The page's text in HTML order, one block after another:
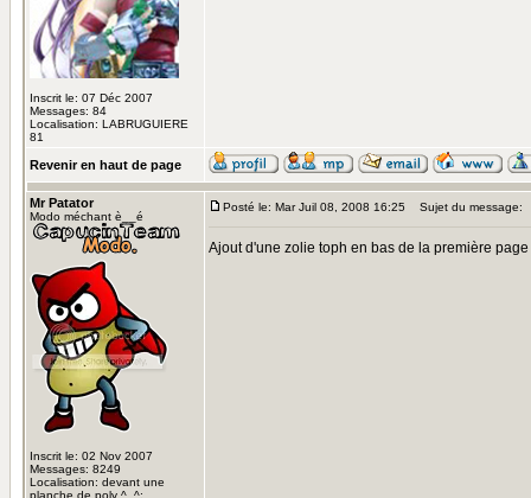
Inscrit le: 07 Déc 2007
Messages: 84
Localisation: LABRUGUIERE
81
Revenir en haut de page
Mr Patator
Modo méchant è__é
Inscrit le: 02 Nov 2007
Messages: 8249
Localisation: devant une
planche de poly ^_^;
Posté le: Mar Juil 08, 2008 16:25 Sujet du message:
Ajout d'une zolie toph en bas de la première